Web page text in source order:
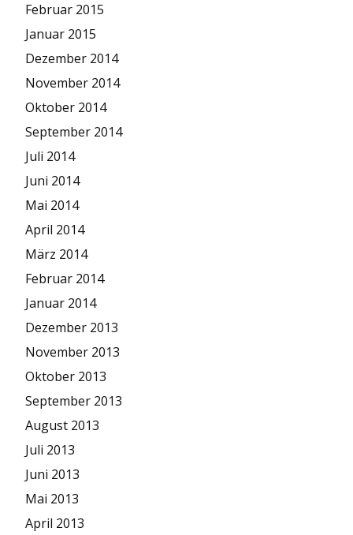
Februar 2015
Januar 2015
Dezember 2014
November 2014
Oktober 2014
September 2014
Juli 2014
Juni 2014
Mai 2014
April 2014
März 2014
Februar 2014
Januar 2014
Dezember 2013
November 2013
Oktober 2013
September 2013
August 2013
Juli 2013
Juni 2013
Mai 2013
April 2013